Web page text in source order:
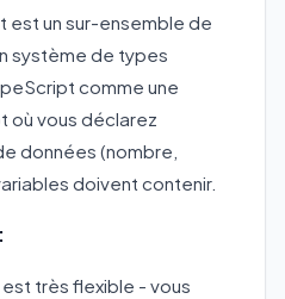
est un sur-ensemble de
système de types
comme une
où vous déclarez
données (nombre,
doivent contenir.
très flexible - vous